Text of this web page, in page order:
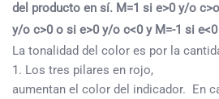
del producto en sí. M=1 si e>0 y/o
y/o c>0 o si e>0 y/o c<0 y M=-1 si
La tonalidad del color es por la
1. Los tres pilares en rojo,
aumentan el color del indicador. En